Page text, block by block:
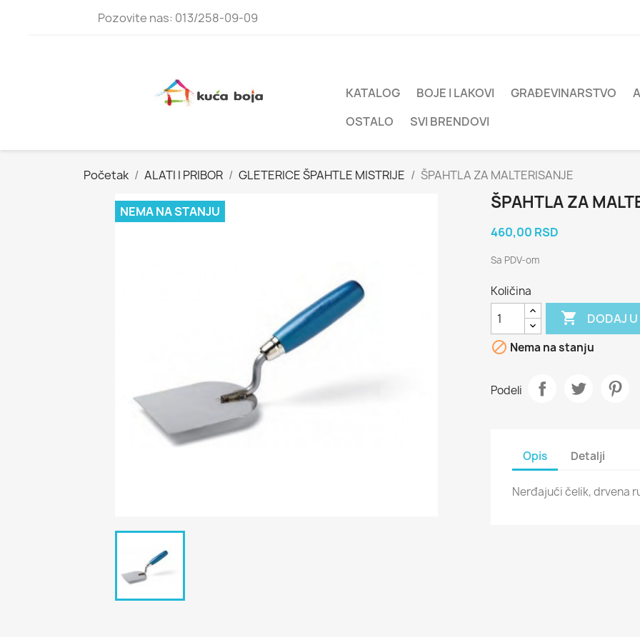
Pozovite nas: 013/258-09-09
KATALOG BOJE I LAKOVI GRAĐEVINARSTVO
OSTALO
SVI BRENDOVI
Početak ALATI I PRIBOR GLETERICE ŠPAHTLE MISTRIJE ŠPAHTLA ZA MALTERISANJE
NEMA NA STANJU ŠPAHTLA ZA
460,00 RSD
Sa PDV-om
Količina
 DODAJ
 Nema na stanju
Podeli
Opis Detalji
Nerđajući čelik, drvena